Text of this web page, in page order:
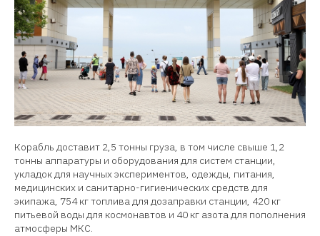
Корабль доставит 2,5 тонны груза, в том числе свыше 1,2
тонны аппаратуры и оборудования для систем станции,
укладок для научных экспериментов, одежды, питания,
медицинских и санитарно-гигиенических средств для
экипажа, 754 кг топлива для дозаправки станции, 420 кг
питьевой воды для космонавтов и 40 кг азота для пополнения
атмосферы МКС.